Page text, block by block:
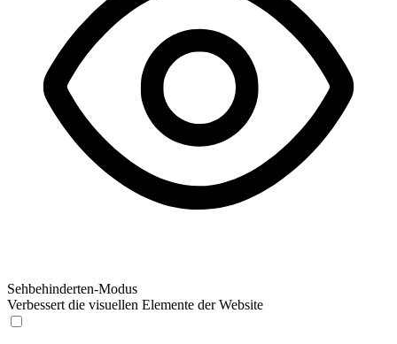
Sehbehinderten-Modus
Verbessert die visuellen Elemente der Website